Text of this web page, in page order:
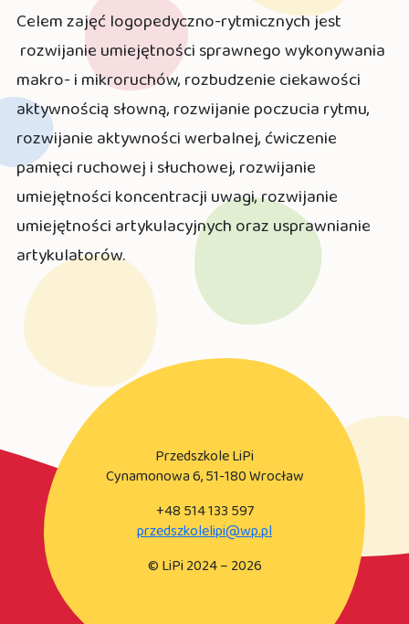
Celem zajęć logopedyczno-rytmicznych jest
rozwijanie umiejętności sprawnego wykonywania
makro- i mikroruchów, rozbudzenie ciekawości
aktywnością słowną, rozwijanie poczucia rytmu,
rozwijanie aktywności werbalnej, ćwiczenie
pamięci ruchowej i słuchowej, rozwijanie
umiejętności koncentracji uwagi, rozwijanie
umiejętności artykulacyjnych oraz usprawnianie
artykulatorów.
Przedszkole LiPi
Cynamonowa 6, 51-180 Wrocław
+48 514 133 597
przedszkolelipi@wp.pl
© LiPi 2024 – 2026